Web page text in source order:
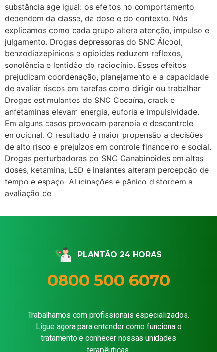
substância age igual: os efeitos no comportamento
dependem da classe, da dose e do contexto. Nós
explicamos como cada grupo altera atenção, impulso e
julgamento. Drogas depressoras do SNC Álcool,
benzodiazepínicos e opioides reduzem reflexos,
sonolência e lentidão do raciocínio. Esses efeitos
prejudicam coordenação, planejamento e a capacidade
de avaliar riscos em tarefas como dirigir ou trabalhar.
Drogas estimulantes do SNC Cocaína, crack e
anfetaminas elevam energia, euforia e impulsividade.
Em alguns casos provocam paranoia e descontrole
emocional. O resultado é maior propensão a decisões
de alto risco e prejuízos em controle financeiro e social.
Drogas perturbadoras do SNC Canabinoides em altas
doses, ketamina, LSD e inalantes alteram percepção de
tempo e espaço. Alucinações e pânico distorcem a
avaliação de
PLANTÃO 24 HORAS
0800 500 6070
Trabalhamos com profissionais especializados.
Ligue agora para entender como funciona o
tratamento e conhecer nossas unidades
terapêuticas.